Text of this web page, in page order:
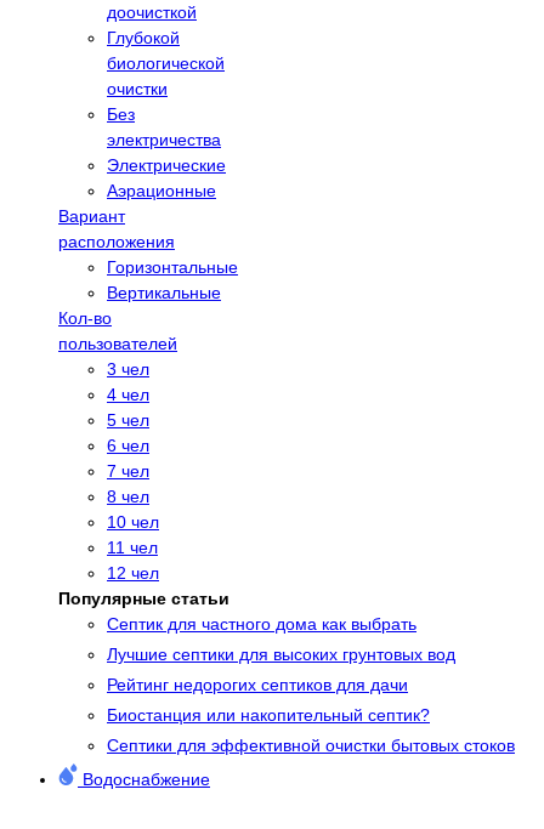
доочисткой
Глубокой
биологической
очистки
Без
электричества
Электрические
Аэрационные
Вариант
расположения
Горизонтальные
Вертикальные
Кол-во
пользователей
3 чел
4 чел
5 чел
6 чел
7 чел
8 чел
10 чел
11 чел
12 чел
Популярные статьи
Cептик для частного дома как выбрать
Лучшие септики для высоких грунтовых вод
Рейтинг недорогих септиков для дачи
Биостанция или накопительный септик?
Септики для эффективной очистки бытовых стоков
Водоснабжение